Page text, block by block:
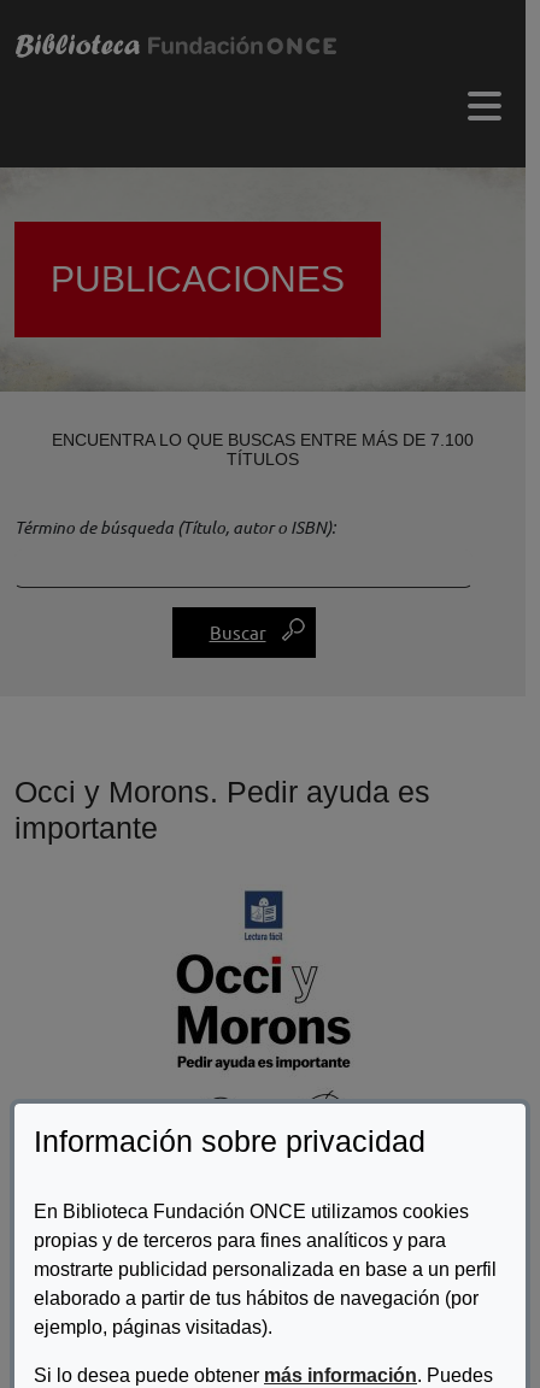
Información sobre privacidad
En Biblioteca Fundación ONCE utilizamos cookies
propias y de terceros para fines analíticos y para
mostrarte publicidad personalizada en base a un perfil
elaborado a partir de tus hábitos de navegación (por
ejemplo, páginas visitadas).
Si lo desea puede obtener más información. Puedes
PUBLICACIONES
ENCUENTRA LO QUE BUSCAS ENTRE MÁS DE 7.100
TÍTULOS
Término de búsqueda (Título, autor o ISBN)
Occi y Morons. Pedir ayuda es
importante
Autor/es:Rodríguez Coca, Pablo